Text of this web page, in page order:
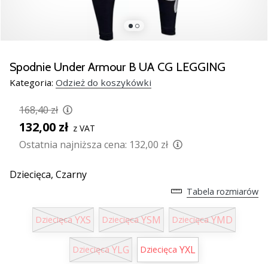
wszystkie
artykuły
Spodnie Under Armour B UA CG LEGGING
Kategoria: Odzież do koszykówki
168,40 zł
132,00 zł z VAT
Ostatnia najniższa cena: 132,00 zł
Dziecięca, Czarny
Tabela rozmiarów
Dziecięca YXS Dziecięca YSM Dziecięca YMD
Dziecięca YLG Dziecięca YXL